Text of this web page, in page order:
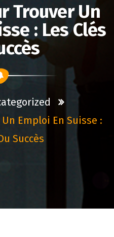
Trouver Un
: Les Clés
Emploi En Suisse :
Succès